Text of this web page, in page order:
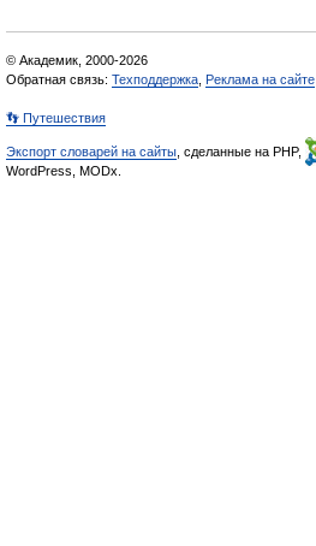
© Академик, 2000-2026
Обратная связь: Техподдержка Реклама на сайте
👣 Путешествия
Экспорт словарей на сайты , сделанные на PHP,
WordPress, MODx.